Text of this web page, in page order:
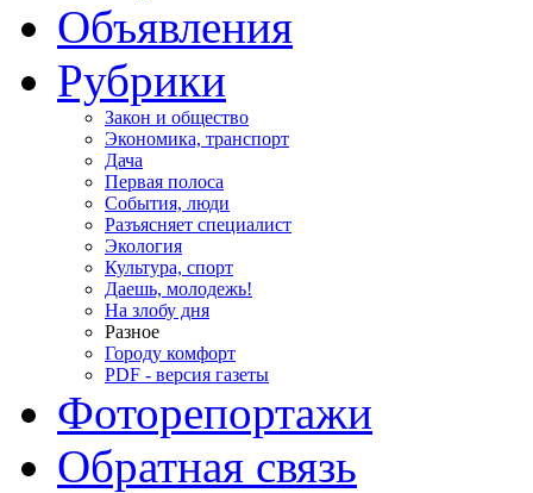
Объявления
Рубрики
Закон и общество
Экономика, транспорт
Дача
Первая полоса
События, люди
Разъясняет специалист
Экология
Культура, спорт
Даешь, молодежь!
На злобу дня
Разное
Городу комфорт
PDF - версия газеты
Фоторепортажи
Обратная связь